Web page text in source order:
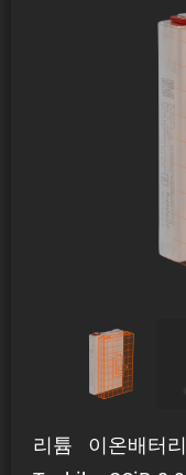
리튬 이온배터